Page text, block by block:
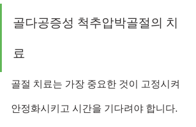
골다공증성 척추압박골절의 치
료
골절 치료는 가장 중요한 것이 고정시켜
안정화시키고 시간을 기다려야 합니다.